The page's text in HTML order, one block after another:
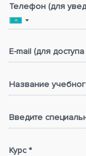
Телефон (для
E-mail (для
Название
Введите
Курс *